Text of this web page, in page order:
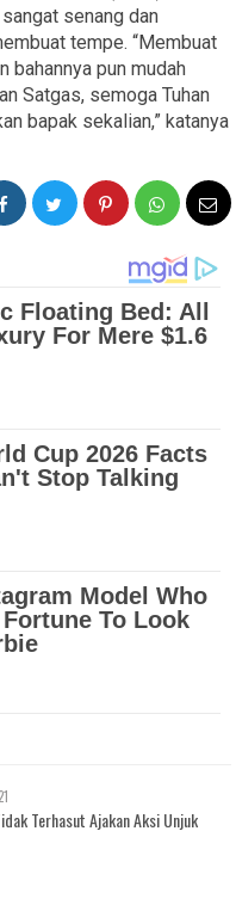
senang dan
tempe. “Membuat
bahannya pun mudah
Satgas, semoga Tuhan
bapak sekalian,” katanya
Terhasut Ajakan Aksi Unjuk